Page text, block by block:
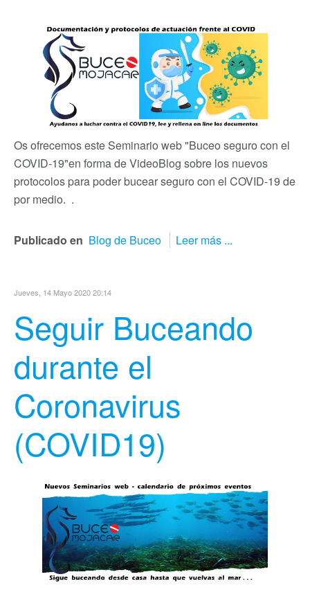
Os ofrecemos este Seminario web "Buceo seguro con el
COVID-19"en forma de VideoBlog sobre los nuevos
protocolos para poder bucear seguro con el COVID-19 de
por medio. .
Publicado en Blog de Buceo Leer más ...
Jueves, 14 Mayo 2020 20:14
Seguir Buceando
durante el
Coronavirus
(COVID19)